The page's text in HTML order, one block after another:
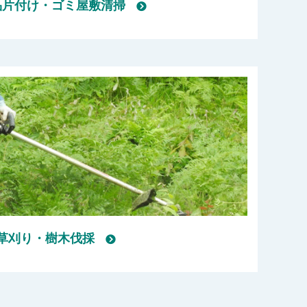
付け・ゴミ屋敷清掃
刈り・樹木伐採